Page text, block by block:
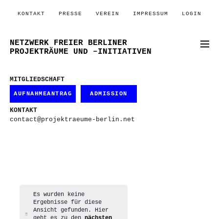
KONTAKT PRESSE VEREIN IMPRESSUM LOGIN
NETZWERK FREIER BERLINER
PROJEKTRÄUME UND –INITIATIVEN
MITGLIEDSCHAFT
AUFNAHMEANTRAG ADMISSION
KONTAKT
contact@projektraeume-berlin.net
Hinweis
Es wurden keine
Ergebnisse für diese
Ansicht gefunden. Hier